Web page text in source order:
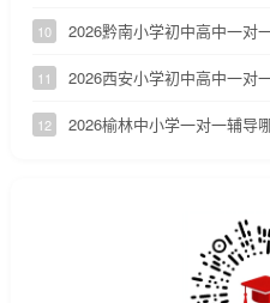
10 2026黔南小学初中高中一对
11 2026西安小学初中高中一对
12 2026榆林中小学一对一辅导